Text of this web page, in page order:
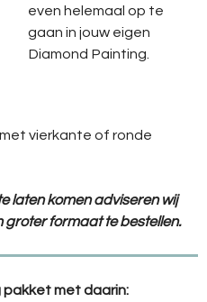
even helemaal op te
gaan in jouw eigen
Diamond Painting.
vierkante of ronde
laten komen adviseren wij
groter formaat te bestellen.
met daarin: